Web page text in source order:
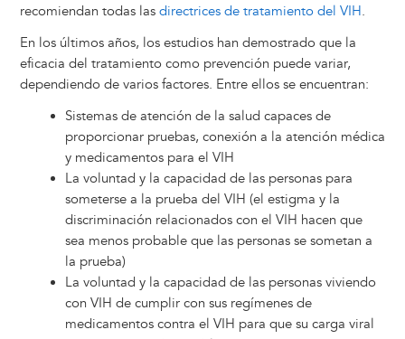
recomiendan todas las directrices de tratamiento del VIH.
En los últimos años, los estudios han demostrado que la
eficacia del tratamiento como prevención puede variar,
dependiendo de varios factores. Entre ellos se encuentran:
Sistemas de atención de la salud capaces de
proporcionar pruebas, conexión a la atención médica
y medicamentos para el VIH
La voluntad y la capacidad de las personas para
someterse a la prueba del VIH (el estigma y la
discriminación relacionados con el VIH hacen que
sea menos probable que las personas se sometan a
la prueba)
La voluntad y la capacidad de las personas viviendo
con VIH de cumplir con sus regímenes de
medicamentos contra el VIH para que su carga viral